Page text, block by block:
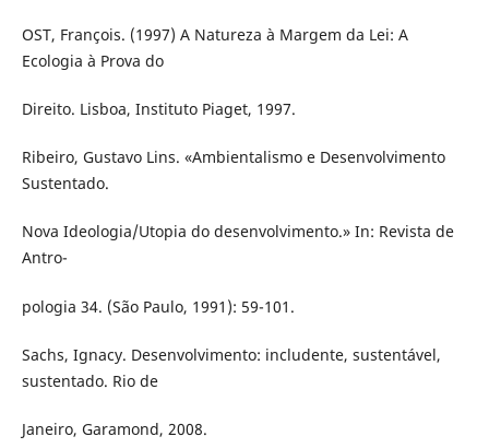
OST, François. (1997) A Natureza à Margem da Lei: A
Ecologia à Prova do
Direito. Lisboa, Instituto Piaget, 1997.
Ribeiro, Gustavo Lins. «Ambientalismo e Desenvolvimento
Sustentado.
Nova Ideologia/Utopia do desenvolvimento.» In: Revista de
Antro-
pologia 34. (São Paulo, 1991): 59-101.
Sachs, Ignacy. Desenvolvimento: includente, sustentável,
sustentado. Rio de
Janeiro, Garamond, 2008.